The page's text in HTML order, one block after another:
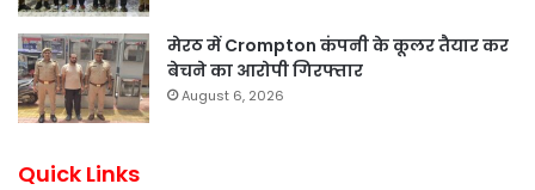
मेरठ में Crompton कंपनी के कूलर तैयार कर
बेचने का आरोपी गिरफ्तार
August 6, 2026
Quick Links